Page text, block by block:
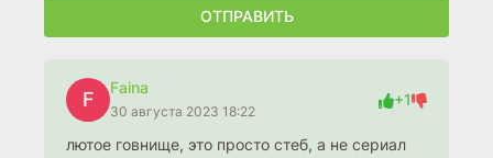
ОТПРАВИТЬ
F
Faina
30 августа 2023 18:22
+1
лютое говнище, это просто стеб, а не сериал